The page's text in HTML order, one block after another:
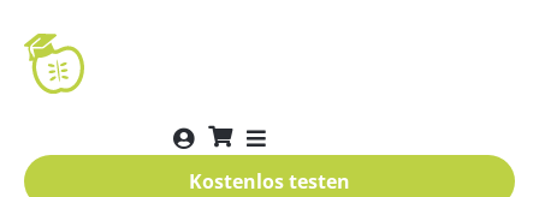
Kostenlos testen